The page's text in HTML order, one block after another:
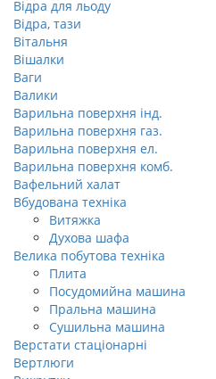
Відра для льоду
Відра, тази
Вітальня
Вішалки
Ваги
Валики
Варильна поверхня інд.
Варильна поверхня газ.
Варильна поверхня ел.
Варильна поверхня комб.
Вафельний халат
Вбудована техніка
Витяжка
Духова шафа
Велика побутова техніка
Плита
Посудомийна машина
Пральна машина
Сушильна машина
Верстати стаціонарні
Вертлюги